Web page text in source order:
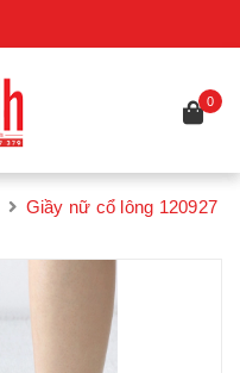
0
Giầy nữ cổ lông 120927